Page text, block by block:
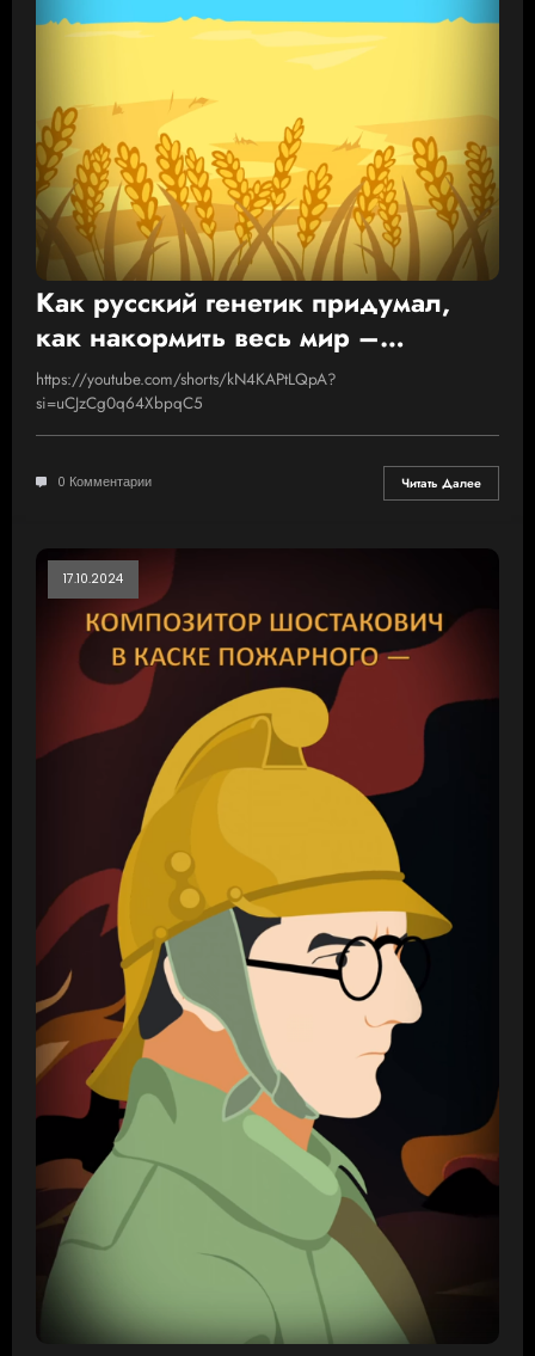
Как русский генетик придумал,
как накормить весь мир –
Николай Вавилов
https://youtube.com/shorts/kN4KAPtLQpA?
si=uCJzCg0q64XbpqC5
0 Комментарии Читать Далее
17.10.2024